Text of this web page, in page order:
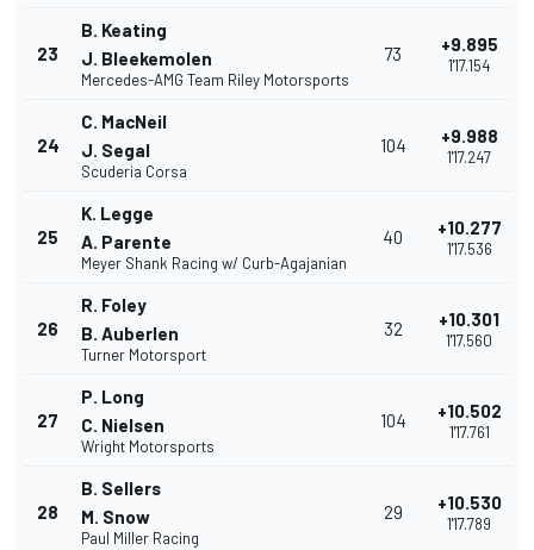
23
B. Keating
J. Bleekemolen
Mercedes-AMG Team Riley Motorsports
73 +9.895
1'17.154
24
C. MacNeil
J. Segal
Scuderia Corsa
104 +9.988
1'17.247
25
K. Legge
A. Parente
Meyer Shank Racing w/ Curb-Agajanian
40 +10.277
1'17.536
26
R. Foley
B. Auberlen
Turner Motorsport
32 +10.301
1'17.560
27
P. Long
C. Nielsen
Wright Motorsports
104 +10.502
1'17.761
28
B. Sellers
M. Snow
Paul Miller Racing
29 +10.530
1'17.789